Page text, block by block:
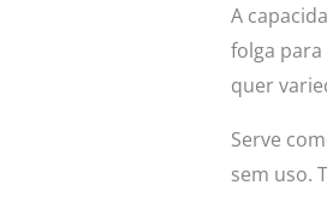
A
folga
quer
Serve
sem uso.